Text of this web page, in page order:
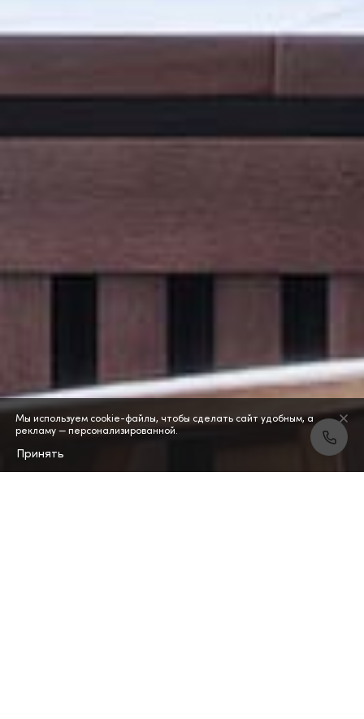
Мы используем cookie-файлы, чтобы сделать сайт удобным, а
рекламу — персонализированной.
Принять